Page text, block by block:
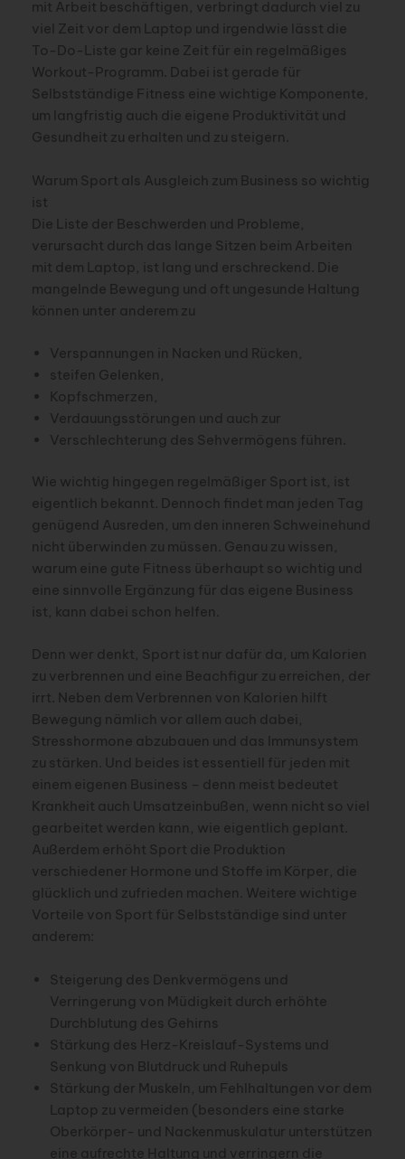
mit Arbeit beschäftigen, verbringt dadurch viel zu
viel Zeit vor dem Laptop und irgendwie lässt die
To-Do-Liste gar keine Zeit für ein regelmäßiges
Workout-Programm. Dabei ist gerade für
Selbstständige Fitness eine wichtige Komponente,
um langfristig auch die eigene Produktivität und
Gesundheit zu erhalten und zu steigern.
Warum Sport als Ausgleich zum Business so wichtig
ist
Die Liste der Beschwerden und Probleme,
verursacht durch das lange Sitzen beim Arbeiten
mit dem Laptop, ist lang und erschreckend. Die
mangelnde Bewegung und oft ungesunde Haltung
können unter anderem zu
Verspannungen in Nacken und Rücken,
steifen Gelenken,
Kopfschmerzen,
Verdauungsstörungen und auch zur
Verschlechterung des Sehvermögens führen.
Wie wichtig hingegen regelmäßiger Sport ist, ist
eigentlich bekannt. Dennoch findet man jeden Tag
genügend Ausreden, um den inneren Schweinehund
nicht überwinden zu müssen. Genau zu wissen,
warum eine gute Fitness überhaupt so wichtig und
eine sinnvolle Ergänzung für das eigene Business
ist, kann dabei schon helfen.
Denn wer denkt, Sport ist nur dafür da, um Kalorien
zu verbrennen und eine Beachfigur zu erreichen, der
irrt. Neben dem Verbrennen von Kalorien hilft
Bewegung nämlich vor allem auch dabei,
Stresshormone abzubauen und das Immunsystem
zu stärken. Und beides ist essentiell für jeden mit
einem eigenen Business – denn meist bedeutet
Krankheit auch Umsatzeinbußen, wenn nicht so viel
gearbeitet werden kann, wie eigentlich geplant.
Außerdem erhöht Sport die Produktion
verschiedener Hormone und Stoffe im Körper, die
glücklich und zufrieden machen. Weitere wichtige
Vorteile von Sport für Selbstständige sind unter
anderem:
Steigerung des Denkvermögens und
Verringerung von Müdigkeit durch erhöhte
Durchblutung des Gehirns
Stärkung des Herz-Kreislauf-Systems und
Senkung von Blutdruck und Ruhepuls
Stärkung der Muskeln, um Fehlhaltungen vor dem
Laptop zu vermeiden (besonders eine starke
Oberkörper- und Nackenmuskulatur unterstützen
eine aufrechte Haltung und verringern die